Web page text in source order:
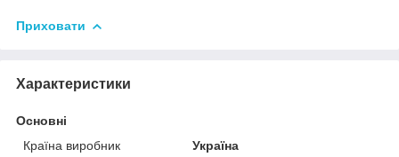
Приховати
Характеристики
Основні
Країна виробник
Україна